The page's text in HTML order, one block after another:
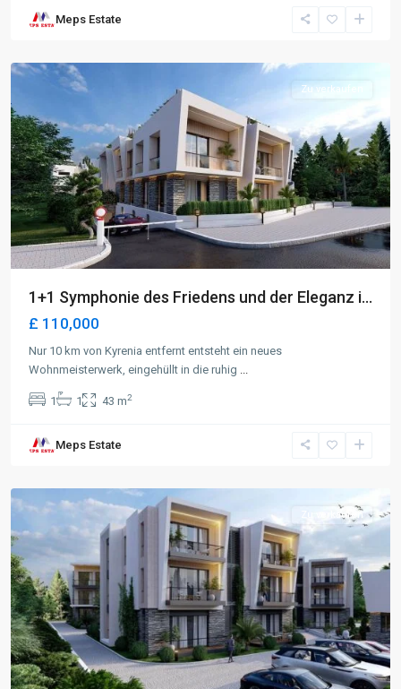
Meps Estate
Alsancak,
Zu verkaufen
1+1 Symphonie des Friedens und der Eleganz i...
£ 110,000
Nur 10 km von Kyrenia entfernt entsteht ein neues
Wohnmeisterwerk, eingehüllt in die ruhig
1 1 43 m2
Meps Estate
Lapta,
Zu verkaufen